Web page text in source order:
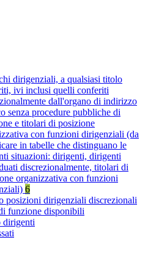
dirigenziali, a qualsiasi titolo
ivi inclusi quelli conferiti
dall'organo di indirizzo
senza procedure pubbliche di
e titolari di posizione
con funzioni dirigenziali (da
in tabelle che distinguano le
situazioni: dirigenti, dirigenti
discrezionalmente, titolari di
organizzativa con funzioni
6
posizioni dirigenziali discrezionali
funzione disponibili
dirigenti